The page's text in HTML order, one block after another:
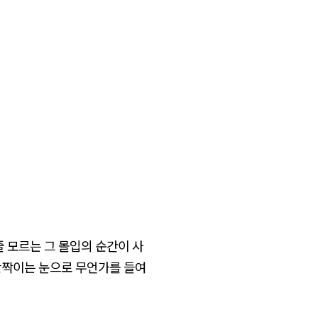
모르는 그 몰입의 순간이 사
이는 눈으로 무언가를 들여